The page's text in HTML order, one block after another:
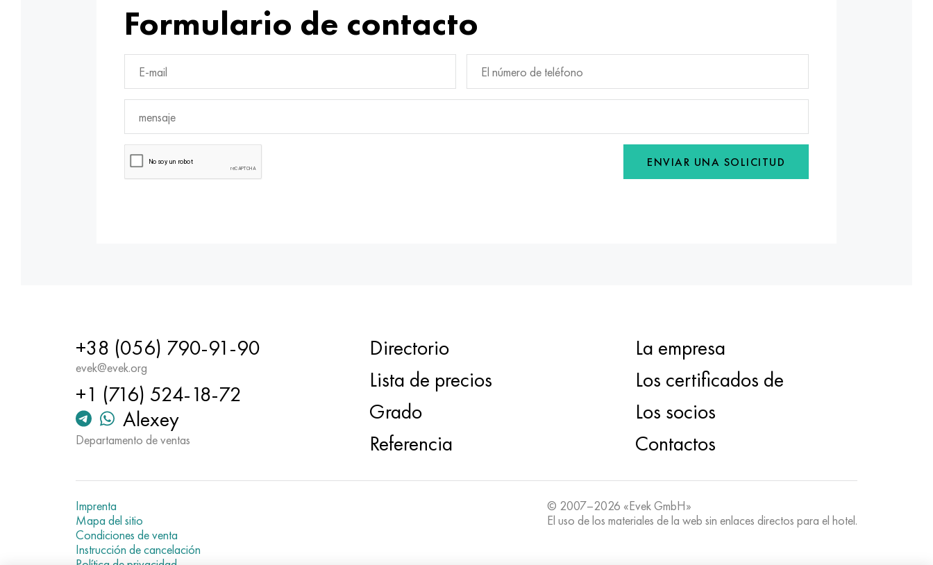
Formulario de contacto
ENVIAR UNA SOLICITUD
+38 (056) 790-91-90
evek@evek.org
+1 (716) 524-18-72
Alexey
Departamento de ventas
Directorio
Lista de precios
Grado
Referencia
La empresa
Los certificados de
Los socios
Contactos
Imprenta
Mapa del sitio
Condiciones de venta
Instrucción de cancelación
© 2007–2026 «Evek GmbH»
El uso de los materiales de la web sin enlaces directos para el hotel.